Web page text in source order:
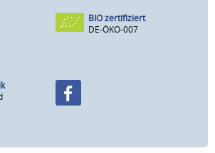
BIO zertifiziert
DE-ÖKO-007